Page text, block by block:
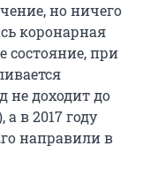
но ничего
коронарная
состояние, при
не доходит до
а в 2017 году
направили в